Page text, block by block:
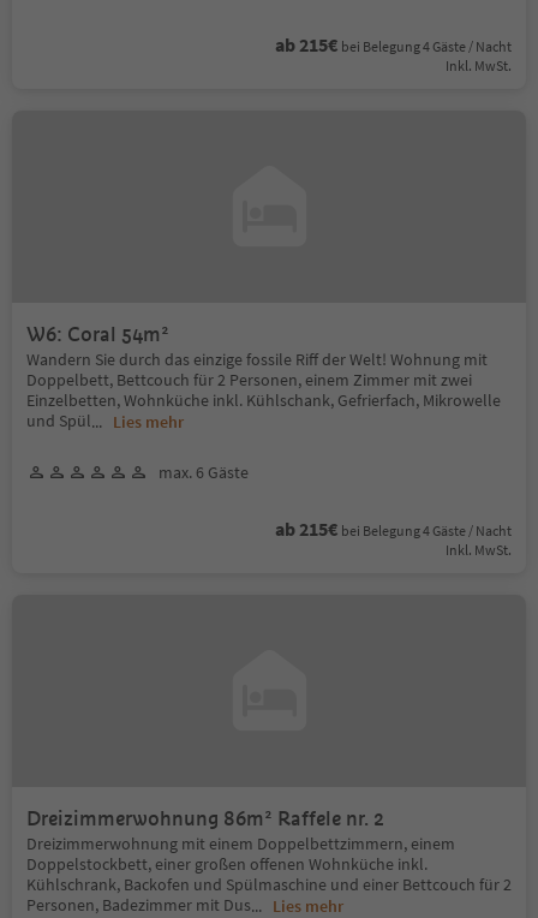
ab 215€ bei Belegung 4 Gäste / Nacht
Inkl. MwSt.
W6: Coral 54m²
Wandern Sie durch das einzige fossile Riff der Welt! Wohnung mit
Doppelbett, Bettcouch für 2 Personen, einem Zimmer mit zwei
Einzelbetten, Wohnküche inkl. Kühlschank, Gefrierfach, Mikrowelle
und Spül... Lies mehr
max. 6 Gäste
ab 215€ bei Belegung 4 Gäste / Nacht
Inkl. MwSt.
Dreizimmerwohnung 86m² Raffele nr. 2
Dreizimmerwohnung mit einem Doppelbettzimmern, einem
Doppelstockbett, einer großen offenen Wohnküche inkl.
Kühlschrank, Backofen und Spülmaschine und einer Bettcouch für 2
Personen, Badezimmer mit Dus... Lies mehr